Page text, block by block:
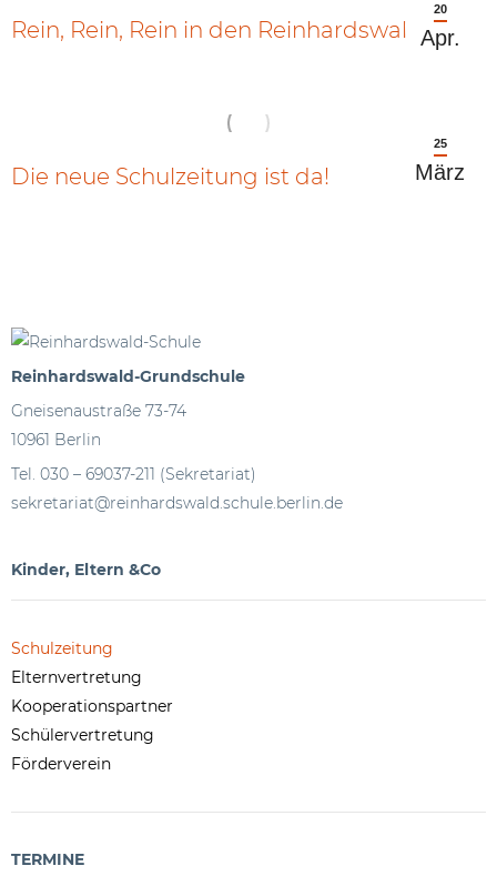
20
Apr.
Rein, Rein, Rein in den Reinhardswald
25
März
Die neue Schulzeitung ist da!
Reinhardswald-Grundschule
Gneisenaustraße 73-74
10961 Berlin
Tel. 030 – 69037-211 (Sekretariat)
sekretariat@reinhardswald.schule.berlin.de
Kinder, Eltern &Co
Schulzeitung
Elternvertretung
Kooperationspartner
Schülervertretung
Förderverein
TERMINE